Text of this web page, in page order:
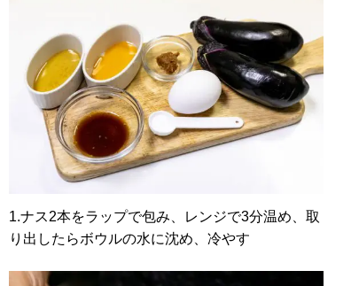
1.ナス2本をラップで包み、レンジで3分温め、取
り出したらボウルの水に沈め、冷やす